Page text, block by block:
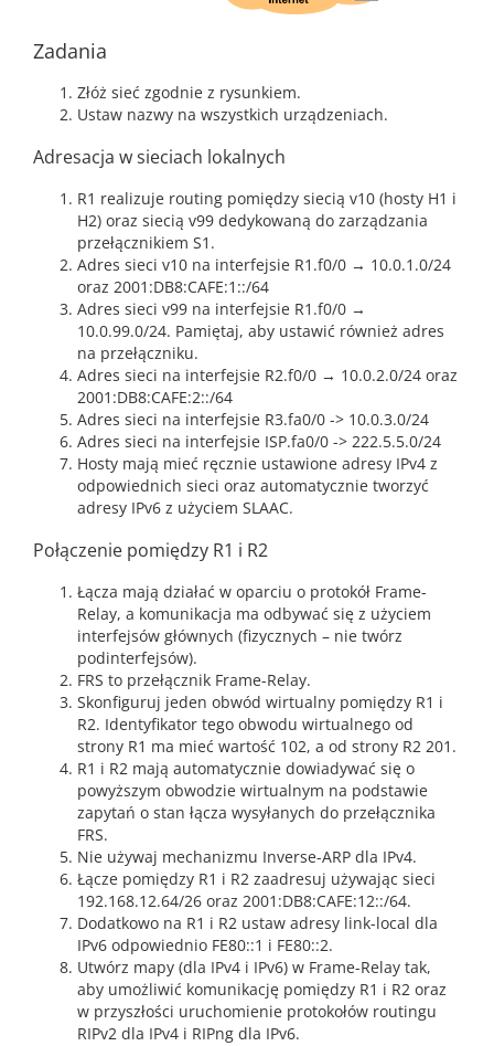
Zadania
Złóż sieć zgodnie z rysunkiem.
Ustaw nazwy na wszystkich urządzeniach.
Adresacja w sieciach lokalnych
R1 realizuje routing pomiędzy siecią v10 (hosty H1 i
H2) oraz siecią v99 dedykowaną do zarządzania
przełącznikiem S1.
Adres sieci v10 na interfejsie R1.f0/0 → 10.0.1.0/24
oraz 2001:DB8:CAFE:1::/64
Adres sieci v99 na interfejsie R1.f0/0 →
10.0.99.0/24. Pamiętaj, aby ustawić również adres
na przełączniku.
Adres sieci na interfejsie R2.f0/0 → 10.0.2.0/24 oraz
2001:DB8:CAFE:2::/64
Adres sieci na interfejsie R3.fa0/0 -> 10.0.3.0/24
Adres sieci na interfejsie ISP.fa0/0 -> 222.5.5.0/24
Hosty mają mieć ręcznie ustawione adresy IPv4 z
odpowiednich sieci oraz automatycznie tworzyć
adresy IPv6 z użyciem SLAAC.
Połączenie pomiędzy R1 i R2
Łącza mają działać w oparciu o protokół Frame-
Relay, a komunikacja ma odbywać się z użyciem
interfejsów głównych (fizycznych – nie twórz
podinterfejsów).
FRS to przełącznik Frame-Relay.
Skonfiguruj jeden obwód wirtualny pomiędzy R1 i
R2. Identyfikator tego obwodu wirtualnego od
strony R1 ma mieć wartość 102, a od strony R2 201.
R1 i R2 mają automatycznie dowiadywać się o
powyższym obwodzie wirtualnym na podstawie
zapytań o stan łącza wysyłanych do przełącznika
FRS.
Nie używaj mechanizmu Inverse-ARP dla IPv4.
Łącze pomiędzy R1 i R2 zaadresuj używając sieci
192.168.12.64/26 oraz 2001:DB8:CAFE:12::/64.
Dodatkowo na R1 i R2 ustaw adresy link-local dla
IPv6 odpowiednio FE80::1 i FE80::2.
Utwórz mapy (dla IPv4 i IPv6) w Frame-Relay tak,
aby umożliwić komunikację pomiędzy R1 i R2 oraz
w przyszłości uruchomienie protokołów routingu
RIPv2 dla IPv4 i RIPng dla IPv6.